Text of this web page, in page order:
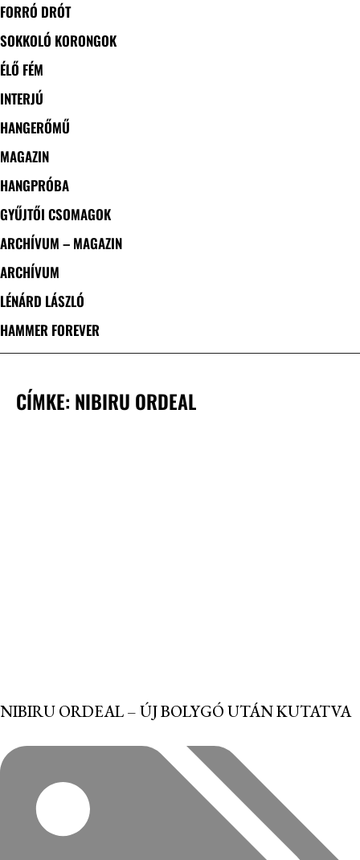
FORRÓ DRÓT
SOKKOLÓ KORONGOK
ÉLŐ FÉM
INTERJÚ
HANGERŐMŰ
MAGAZIN
HANGPRÓBA
GYŰJTŐI CSOMAGOK
ARCHÍVUM – MAGAZIN
ARCHÍVUM
LÉNÁRD LÁSZLÓ
HAMMER FOREVER
CÍMKE: NIBIRU ORDEAL
NIBIRU ORDEAL – ÚJ BOLYGÓ UTÁN KUTATVA